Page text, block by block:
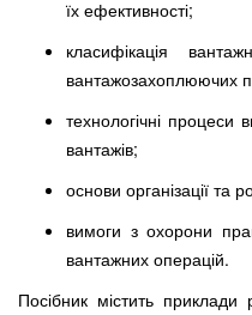
їх ефективності;
класифікація
вантажозахоплюючих
технологічні процеси
вантажів;
основи організації та
вимоги з охорони
вантажних операцій.
Посібник містить приклади